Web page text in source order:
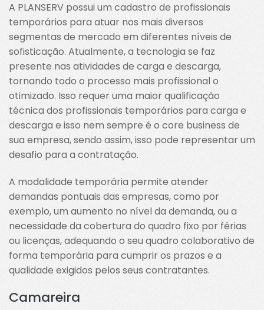
A PLANSERV possui um cadastro de profissionais
temporários para atuar nos mais diversos
segmentas de mercado em diferentes níveis de
sofisticação. Atualmente, a tecnologia se faz
presente nas atividades de carga e descarga,
tornando todo o processo mais profissional o
otimizado. Isso requer uma maior qualificação
técnica dos profissionais temporários para carga e
descarga e isso nem sempre é o core business de
sua empresa, sendo assim, isso pode representar um
desafio para a contratação.
A modalidade temporária permite atender
demandas pontuais das empresas, como por
exemplo, um aumento no nível da demanda, ou a
necessidade da cobertura do quadro fixo por férias
ou licenças, adequando o seu quadro colaborativo de
forma temporária para cumprir os prazos e a
qualidade exigidos pelos seus contratantes.
Camareira